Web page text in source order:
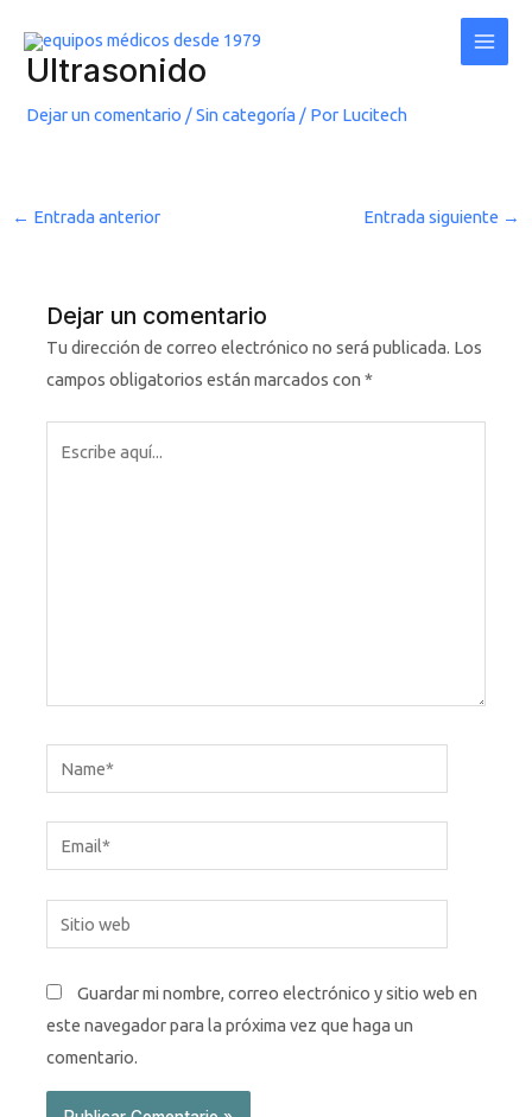
contenido
Main
Ultrasonido
Dejar un comentario /Sin categoría / Por Lucitech
navigation
← Entrada anterior Entrada siguiente →
Dejar un comentario
Tu dirección de correo electrónico no será publicada. Los
campos obligatorios están marcados con*
Name*
Email*
Sitio
web
Guardar mi nombre, correo electrónico y sitio web en
este navegador para la próxima vez que haga un
comentario.